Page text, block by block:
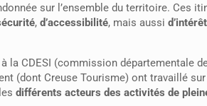
sur l’ensemble du territoire. Ces
, d’accessibilité, mais aussi
CDESI (commission départementale
(dont Creuse Tourisme) ont travaillé
différents acteurs des activités de